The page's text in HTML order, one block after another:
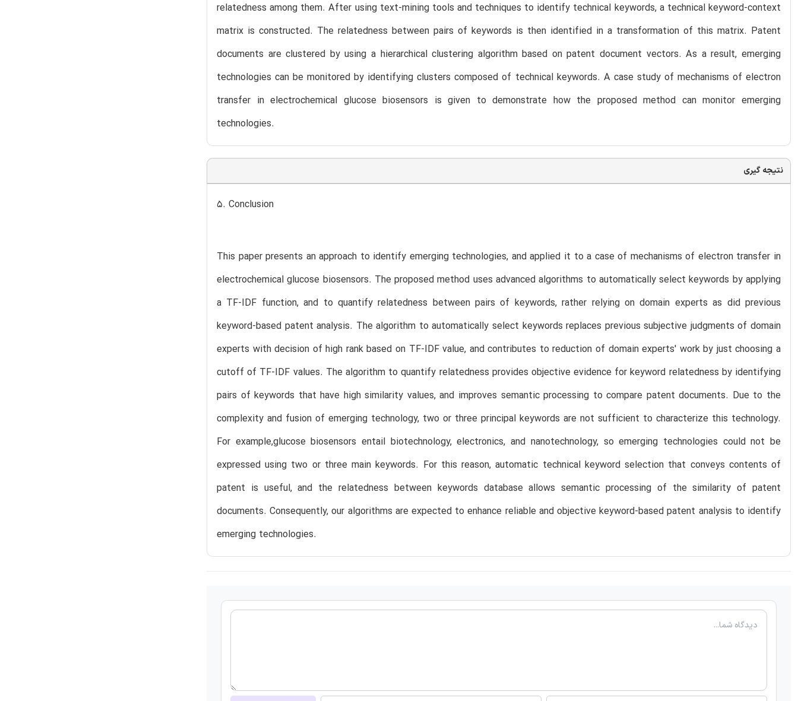
relatedness among them. After using text-mining tools and techniques to identify technical keywords, a technical keyword-context
matrix is constructed. The relatedness between pairs of keywords is then identified in a transformation of this matrix. Patent
documents are clustered by using a hierarchical clustering algorithm based on patent document vectors. As a result, emerging
technologies can be monitored by identifying clusters composed of technical keywords. A case study of mechanisms of electron
transfer in electrochemical glucose biosensors is given to demonstrate how the proposed method can monitor emerging
technologies.
نتیجه گیری
5. Conclusion
This paper presents an approach to identify emerging technologies, and applied it to a case of mechanisms of electron transfer in
electrochemical glucose biosensors. The proposed method uses advanced algorithms to automatically select keywords by applying
a TF-IDF function, and to quantify relatedness between pairs of keywords, rather relying on domain experts as did previous
keyword-based patent analysis. The algorithm to automatically select keywords replaces previous subjective judgments of domain
experts with decision of high rank based on TF-IDF value, and contributes to reduction of domain experts' work by just choosing a
cutoff of TF-IDF values. The algorithm to quantify relatedness provides objective evidence for keyword relatedness by identifying
pairs of keywords that have high similarity values, and improves semantic processing to compare patent documents. Due to the
complexity and fusion of emerging technology, two or three principal keywords are not sufficient to characterize this technology.
For example,glucose biosensors entail biotechnology, electronics, and nanotechnology, so emerging technologies could not be
expressed using two or three main keywords. For this reason, automatic technical keyword selection that conveys contents of
patent is useful, and the relatedness between keywords database allows semantic processing of the similarity of patent
documents. Consequently, our algorithms are expected to enhance reliable and objective keyword-based patent analysis to identify
emerging technologies.